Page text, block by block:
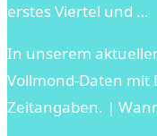
erstes Viertel und …
In unserem
Vollmond-Daten mit
Zeitangaben. |